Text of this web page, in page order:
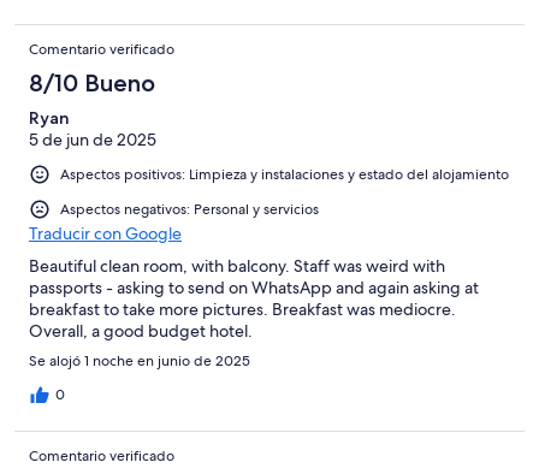
Comentario verificado
8/10 Bueno
Ryan
5 de jun de 2025
Aspectos positivos: Limpieza y instalaciones y estado del alojamiento
Aspectos negativos: Personal y servicios
Traducir con Google
Beautiful clean room, with balcony. Staff was weird with
passports - asking to send on WhatsApp and again asking at
breakfast to take more pictures. Breakfast was mediocre.
Overall, a good budget hotel.
Se alojó 1 noche en junio de 2025
0
Comentario verificado